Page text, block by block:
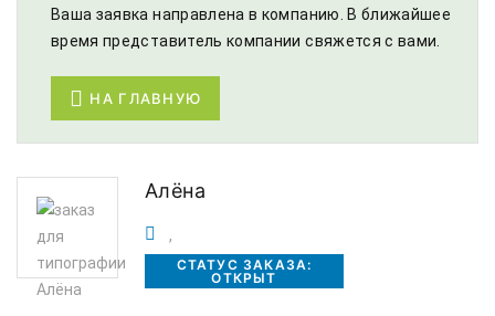
Ваша заявка направлена в компанию. В ближайшее
время представитель компании свяжется с вами.
НА ГЛАВНУЮ
Алёна
,
СТАТУС ЗАКАЗА:
ОТКРЫТ